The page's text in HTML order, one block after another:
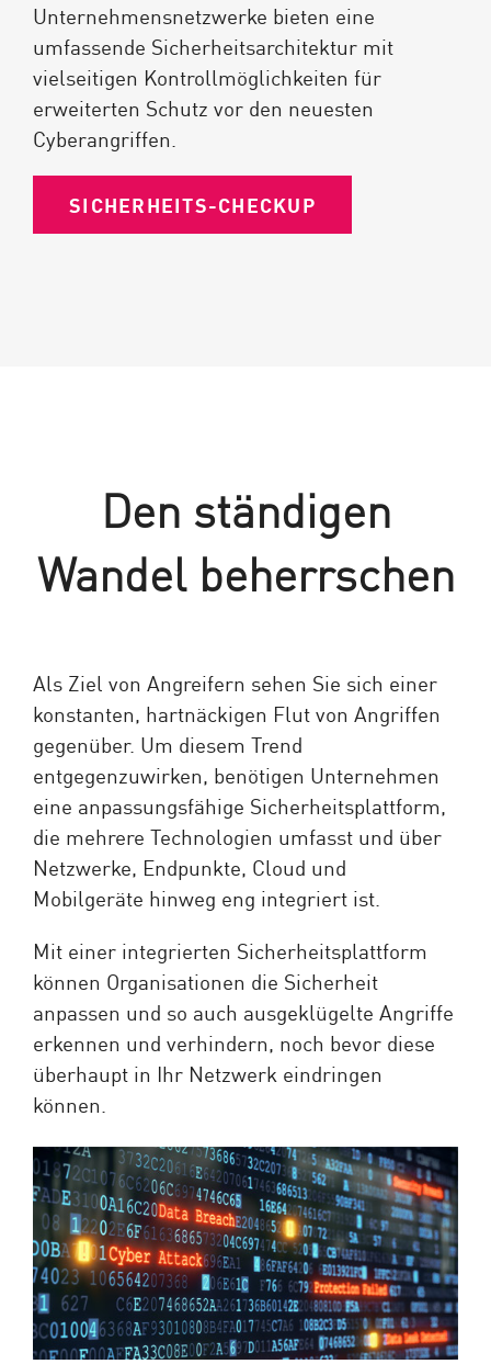
Unternehmensnetzwerke bieten eine
umfassende Sicherheitsarchitektur mit
vielseitigen Kontrollmöglichkeiten für
erweiterten Schutz vor den neuesten
Cyberangriffen.
SICHERHEITS-CHECKUP
Den ständigen
Wandel beherrschen
Als Ziel von Angreifern sehen Sie sich einer
konstanten, hartnäckigen Flut von Angriffen
gegenüber. Um diesem Trend
entgegenzuwirken, benötigen Unternehmen
eine anpassungsfähige Sicherheitsplattform,
die mehrere Technologien umfasst und über
Netzwerke, Endpunkte, Cloud und
Mobilgeräte hinweg eng integriert ist.
Mit einer integrierten Sicherheitsplattform
können Organisationen die Sicherheit
anpassen und so auch ausgeklügelte Angriffe
erkennen und verhindern, noch bevor diese
überhaupt in Ihr Netzwerk eindringen
können.